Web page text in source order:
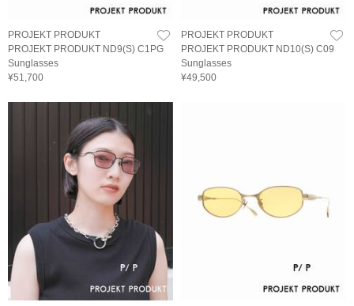
PROJEKT PRODUKT
PROJEKT PRODUKT ND9(S) C1PG
Sunglasses
¥51,700
PROJEKT PRODUKT
PROJEKT PRODUKT ND10(S) C09
Sunglasses
¥49,500